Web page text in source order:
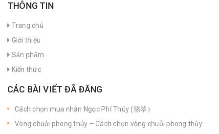
THÔNG TIN
Trang chủ
Giới thiệu
Sản phẩm
Kiến thức
CÁC BÀI VIẾT ĐÃ ĐĂNG
Cách chọn mua nhẫn Ngọc Phỉ Thúy (翡翠）
Vòng chuỗi phong thủy – Cách chọn vòng chuỗi phong thủy